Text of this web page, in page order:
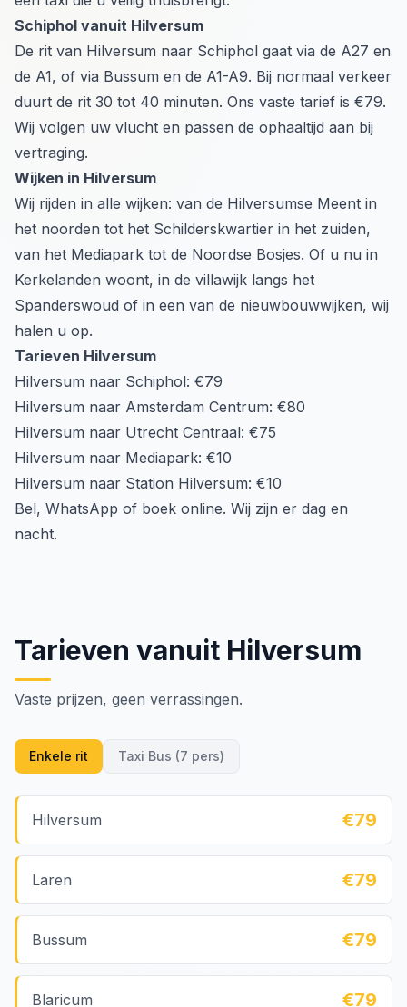
Schiphol vanuit Hilversum
De rit van Hilversum naar Schiphol gaat via de A27 en
de A1, of via Bussum en de A1-A9. Bij normaal verkeer
duurt de rit 30 tot 40 minuten. Ons vaste tarief is €79.
Wij volgen uw vlucht en passen de ophaaltijd aan bij
vertraging.
Wijken in Hilversum
Wij rijden in alle wijken: van de Hilversumse Meent in
het noorden tot het Schilderskwartier in het zuiden,
van het Mediapark tot de Noordse Bosjes. Of u nu in
Kerkelanden woont, in de villawijk langs het
Spanderswoud of in een van de nieuwbouwwijken, wij
halen u op.
Tarieven Hilversum
Hilversum naar Schiphol: €79
Hilversum naar Amsterdam Centrum: €80
Hilversum naar Utrecht Centraal: €75
Hilversum naar Mediapark: €10
Hilversum naar Station Hilversum: €10
Bel, WhatsApp of boek online. Wij zijn er dag en
nacht.
Tarieven vanuit Hilversum
Vaste prijzen, geen verrassingen.
Enkele rit Taxi Bus (7 pers)
Hilversum €79
Laren €79
Bussum €79
Blaricum €79